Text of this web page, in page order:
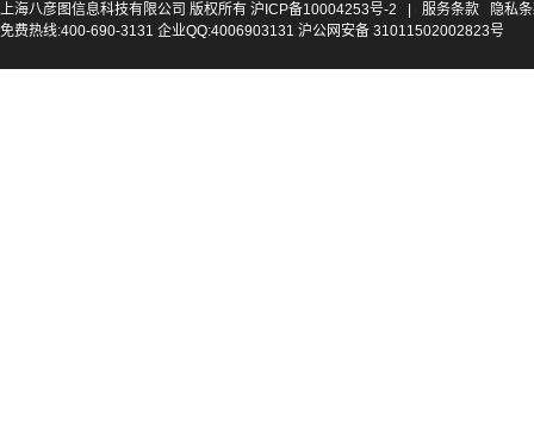
上海八彦图信息科技有限公司 版权所有 沪ICP备10004253号-2 服务条款
隐私
免费热线:400-690-3131 企业QQ:4006903131 沪公网安备 31011502002823号